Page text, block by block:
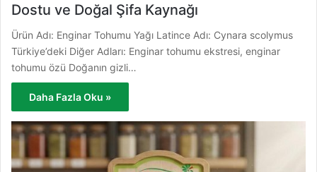
Dostu ve Doğal Şifa Kaynağı
Ürün Adı: Enginar Tohumu Yağı Latince Adı: Cynara scolymus
Türkiye’deki Diğer Adları: Enginar tohumu ekstresi, enginar
tohumu özü Doğanın gizli…
Daha Fazla Oku »